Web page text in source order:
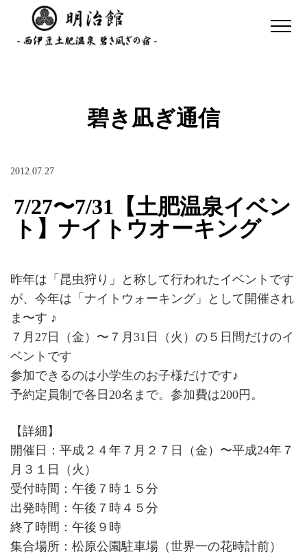
碧き凪ぎ通信
2012.07.27
7/27〜7/31【土肥温泉イベン
ト】ナイトウオーキング
昨年は「昆虫狩り」と称して行われたイベントです
が、今年は「ナイトウォーキング」として開催され
ま〜す ♪
７月27日（金）〜７月31日（火）の５日間だけのイ
ベントです
参加できるのは小学生のお子様だけです♪
予約定員制で各日20名まで。参加費は200円。
【詳細】
開催日：平成２４年７月２７日（金）〜平成24年７
月３１日（火）
受付時間：午後７時１５分
出発時間：午後７時４５分
終了時間：午後９時
集合場所：松原公園駐車場（世界一の花時計前）